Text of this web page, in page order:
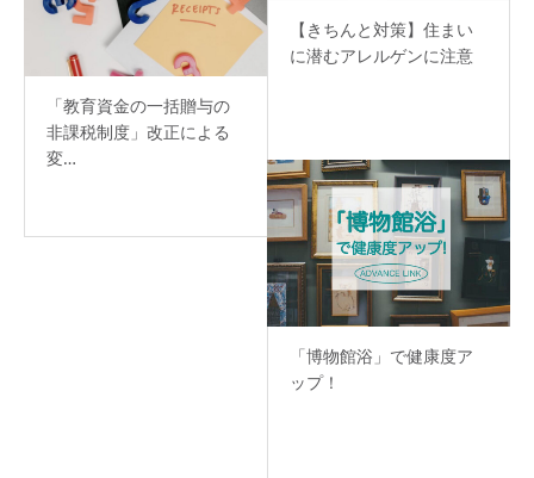
「教育資金の一括贈与の
非課税制度」改正による
変…
【きちんと対策】住まい
に潜むアレルゲンに注意
「博物館浴」で健康度ア
ップ！